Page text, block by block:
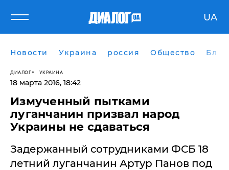
UA
Новости Украина россия Общество
ДИАЛОГ УКРАИНА
18 марта 2016, 18:42
Измученный пытками
луганчанин призвал народ
Украины не сдаваться
Задержанный сотрудниками ФСБ 18
летний луганчанин Артур Панов под